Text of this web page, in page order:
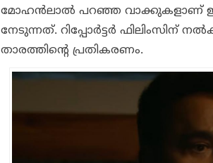
മോഹൻലാൽ പറഞ്ഞ വാക്കുകളാണ്
നേടുന്നത്. റിപ്പോർട്ടർ ഫിലിംസിന്
താരത്തിന്റെ പ്രതികരണം.